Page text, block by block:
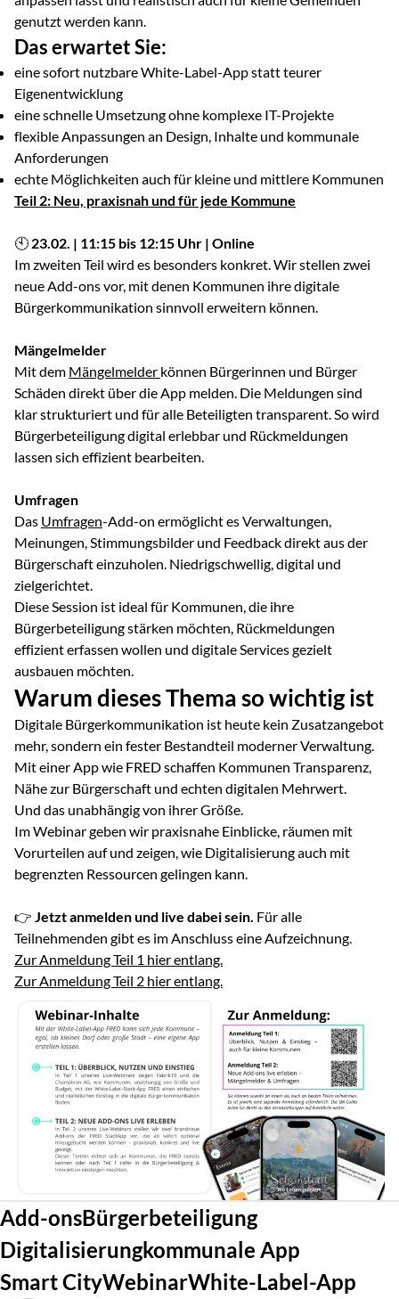
genutzt werden kann.
Das erwartet Sie:
eine sofort nutzbare White-Label-App statt teurer
Eigenentwicklung
eine schnelle Umsetzung ohne komplexe IT-Projekte
flexible Anpassungen an Design, Inhalte und kommunale
Anforderungen
echte Möglichkeiten auch für kleine und mittlere Kommunen
Teil 2: Neu, praxisnah und für jede Kommune
🕙 23.02. | 11:15 bis 12:15 Uhr | Online
Im zweiten Teil wird es besonders konkret. Wir stellen zwei
neue Add-ons vor, mit denen Kommunen ihre digitale
Bürgerkommunikation sinnvoll erweitern können.
Mängelmelder
Mit dem Mängelmelder können Bürgerinnen und Bürger
Schäden direkt über die App melden. Die Meldungen sind
klar strukturiert und für alle Beteiligten transparent. So wird
Bürgerbeteiligung digital erlebbar und Rückmeldungen
lassen sich effizient bearbeiten.
Umfragen
Das Umfragen-Add-on ermöglicht es Verwaltungen,
Meinungen, Stimmungsbilder und Feedback direkt aus der
Bürgerschaft einzuholen. Niedrigschwellig, digital und
zielgerichtet.
Diese Session ist ideal für Kommunen, die ihre
Bürgerbeteiligung stärken möchten, Rückmeldungen
effizient erfassen wollen und digitale Services gezielt
ausbauen möchten.
Warum dieses Thema so wichtig ist
Digitale Bürgerkommunikation ist heute kein Zusatzangebot
mehr, sondern ein fester Bestandteil moderner Verwaltung.
Mit einer App wie FRED schaffen Kommunen Transparenz,
Nähe zur Bürgerschaft und echten digitalen Mehrwert.
Und das unabhängig von ihrer Größe.
Im Webinar geben wir praxisnahe Einblicke, räumen mit
Vorurteilen auf und zeigen, wie Digitalisierung auch mit
begrenzten Ressourcen gelingen kann.
👉 Jetzt anmelden und live dabei sein. Für alle
Teilnehmenden gibt es im Anschluss eine Aufzeichnung.
Zur Anmeldung Teil 1 hier entlang.
Zur Anmeldung Teil 2 hier entlang.
Tags
Add-onsBürgerbeteiligung
Digitalisierungkommunale App
Smart CityWebinarWhite-Label-App